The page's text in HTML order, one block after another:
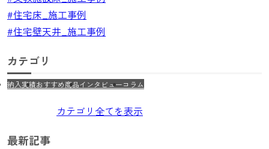
#住宅床_施工事例
#住宅壁天井_施工事例
カテゴリ
納入実績おすすめ商品インタビューコラム
カテゴリ全てを表示
最新記事